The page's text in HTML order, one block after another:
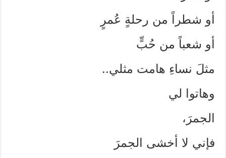
أو شطراً من رحلةٍ عُمرٍ
أو شعباً من حُبٍّ
مثلَ نساءِ هامت مثلي..
وهاتوا لي
الجمرَ،
فإني لا أخشى الجمرَ